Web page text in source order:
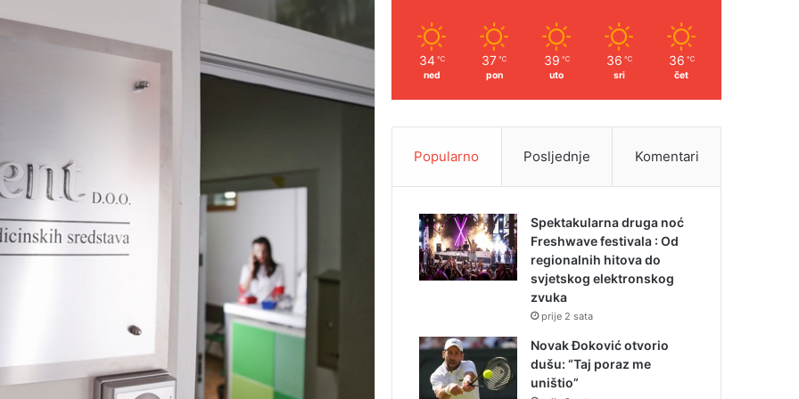
34 ℃
ned
37 ℃
pon
39 ℃
uto
36 ℃
sri
36 ℃
čet
Popularno Posljednje Komentari
Spektakularna druga noć
Freshwave festivala : Od
regionalnih hitova do
svjetskog elektronskog
zvuka
prije 2 sata
Novak Đoković otvorio
dušu: “Taj poraz me
uništio”